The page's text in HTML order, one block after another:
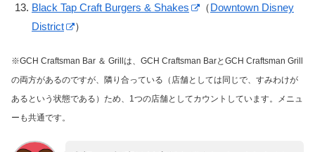
Black Tap Craft Burgers & Shakes
（Downtown Disney
District
）
※GCH Craftsman Bar ＆ Grillは、GCH Craftsman BarとGCH Craftsman Grill
の両方があるのですが、隣り合っている（店舗としては同じで、すみわけが
あるという状態である）ため、1つの店舗としてカウントしています。メニュ
ーも共通です。